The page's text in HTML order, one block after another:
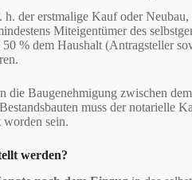
der erstmalige Kauf oder
Miteigentümer des
% dem Haushalt (Antragsteller
die Baugenehmigung zwischen
muss der notarielle
worden sein.
werden?